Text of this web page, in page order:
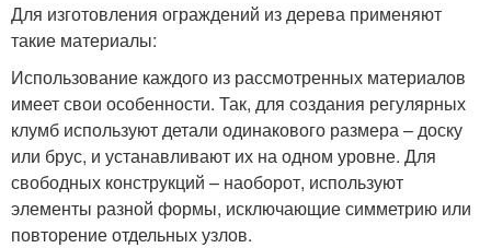
Для изготовления ограждений из дерева применяют
такие материалы:
Использование каждого из рассмотренных материалов
имеет свои особенности. Так, для создания регулярных
клумб используют детали одинакового размера – доску
или брус, и устанавливают их на одном уровне. Для
свободных конструкций – наоборот, используют
элементы разной формы, исключающие симметрию или
повторение отдельных узлов.